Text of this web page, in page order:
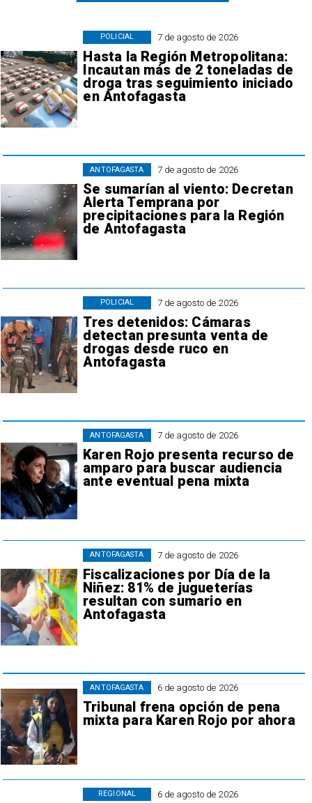
7 de agosto de 2026
Hasta la Región Metropolitana:
Incautan más de 2 toneladas de
droga tras seguimiento iniciado
en Antofagasta
POLICIAL
7 de agosto de 2026
Se sumarían al viento: Decretan
Alerta Temprana por
precipitaciones para la Región
de Antofagasta
ANTOFAGASTA
7 de agosto de 2026
Tres detenidos: Cámaras
detectan presunta venta de
drogas desde ruco en
Antofagasta
POLICIAL
7 de agosto de 2026
Karen Rojo presenta recurso de
amparo para buscar audiencia
ante eventual pena mixta
ANTOFAGASTA
7 de agosto de 2026
Fiscalizaciones por Día de la
Niñez: 81% de jugueterías
resultan con sumario en
Antofagasta
ANTOFAGASTA
6 de agosto de 2026
Tribunal frena opción de pena
mixta para Karen Rojo por ahora
ANTOFAGASTA
6 de agosto de 2026
REGIONAL